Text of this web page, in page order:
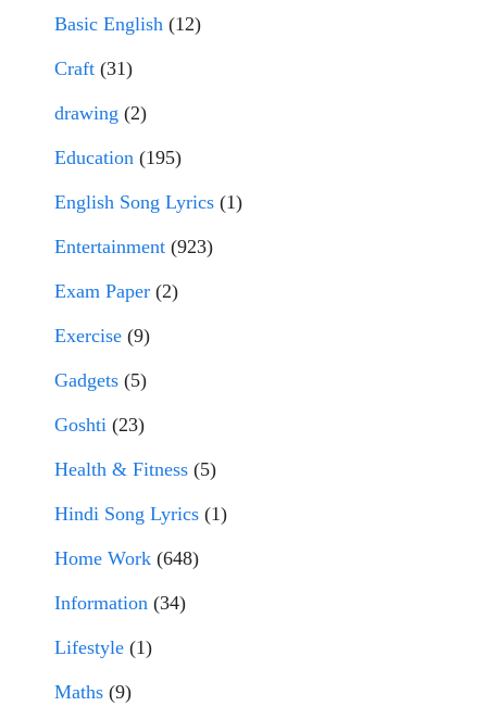
Basic English (12)
Craft (31)
drawing (2)
Education (195)
English Song Lyrics (1)
Entertainment (923)
Exam Paper (2)
Exercise (9)
Gadgets (5)
Goshti (23)
Health & Fitness (5)
Hindi Song Lyrics (1)
Home Work (648)
Information (34)
Lifestyle (1)
Maths (9)